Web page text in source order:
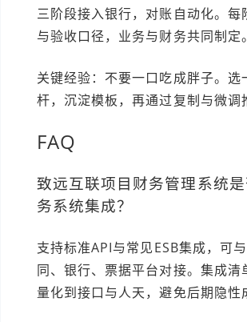
三阶段接入银行，对账自动化。每
与验收口径，业务与财务共同制定。
关键经验：不要一口吃成胖子。选
杆，沉淀模板，再通过复制与微调
FAQ
致远互联项目财务管理系统
务系统集成？
支持标准API与常见ESB集成，可
同、银行、票据平台对接。集成清
量化到接口与人天，避免后期隐性